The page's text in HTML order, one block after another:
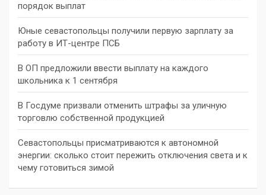
порядок выплат
Юные севастопольцы получили первую зарплату за
работу в ИТ-центре ПСБ
В ОП предложили ввести выплату на каждого
школьника к 1 сентября
В Госдуме призвали отменить штрафы за уличную
торговлю собственной продукцией
Севастопольцы присматриваются к автономной
энергии: сколько стоит пережить отключения света и к
чему готовиться зимой